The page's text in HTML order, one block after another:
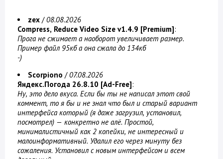
zex /08.08.2026
Compress, Reduce Video Size v1.4.9 [Premium]:
Прога не сжимает а наоборот увеличивает размер.
Пример файл 95кб а она сжала до 134кб
-)
Scorpiono /07.08.2026
Яндекс.Погода 26.8.10 [Ad-Free]:
Ну, это дело вкуса. Если бы ты не написал этот свой
коммент, то я бы и не знал что был и старый вариант
интерфейса который (я даже загрузил, установил,
посмотрел) — конкретно не алё. Простой,
минималистичный как 2 копейки, не интересный и
малоинформативный. Удалил его через минуту без
сожаления. Установил с новым интерфейсом и всем